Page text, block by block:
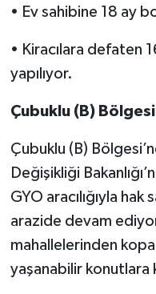
• Ev sahibine 18 ay
• Kiracılara defaten
yapılıyor.
Çubuklu (B)
Çubuklu (B)
Değişikliği
GYO aracılığıyla
arazide devam
mahallelerinden
yaşanabilir konutlara